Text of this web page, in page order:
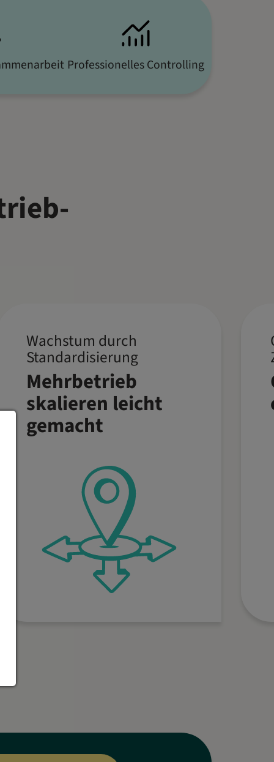
Professionelles Controlling
Wachse mit Deinem
Unternehmen, ohne die
Übersicht zu verlieren.
Zentrale Prozesse und
einheitliche Standards
erleichtern die Expansion
und den Start neuer
Standorte.
Wachstum durch
Standardisierung
Mehrbetrieb
skalieren leicht
gemacht